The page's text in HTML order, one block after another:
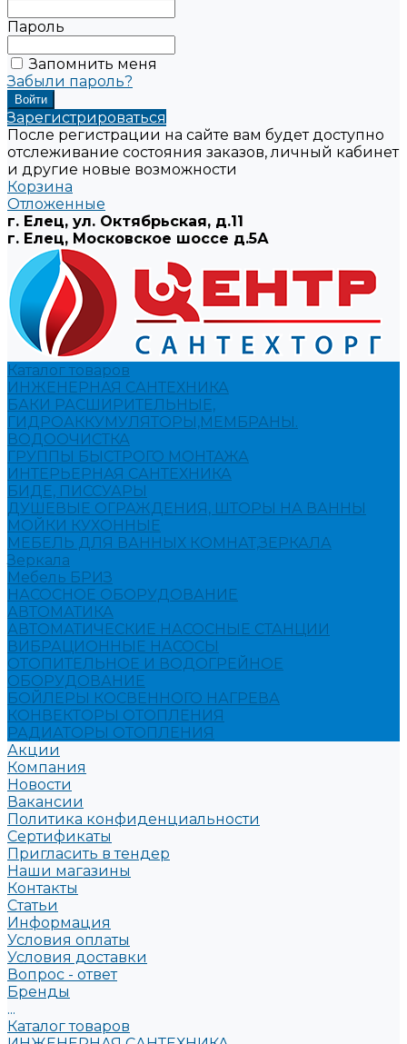
Пароль
Запомнить меня
Забыли пароль?
Зарегистрироваться
После регистрации на сайте вам будет доступно
отслеживание состояния заказов, личный кабинет
и другие новые возможности
Корзина
Отложенные
г. Елец, ул. Октябрьская, д.11
г. Елец, Московское шоссе д.5А
Каталог товаров
ИНЖЕНЕРНАЯ САНТЕХНИКА
БАКИ РАСШИРИТЕЛЬНЫЕ,
ГИДРОАККУМУЛЯТОРЫ,МЕМБРАНЫ.
ВОДООЧИСТКА
ГРУППЫ БЫСТРОГО МОНТАЖА
ИНТЕРЬЕРНАЯ САНТЕХНИКА
БИДЕ, ПИССУАРЫ
ДУШЕВЫЕ ОГРАЖДЕНИЯ, ШТОРЫ НА ВАННЫ
МОЙКИ КУХОННЫЕ
МЕБЕЛЬ ДЛЯ ВАННЫХ КОМНАТ,ЗЕРКАЛА
Зеркала
Мебель БРИЗ
НАСОСНОЕ ОБОРУДОВАНИЕ
АВТОМАТИКА
АВТОМАТИЧЕСКИЕ НАСОСНЫЕ СТАНЦИИ
ВИБРАЦИОННЫЕ НАСОСЫ
ОТОПИТЕЛЬНОЕ И ВОДОГРЕЙНОЕ
ОБОРУДОВАНИЕ
БОЙЛЕРЫ КОСВЕННОГО НАГРЕВА
КОНВЕКТОРЫ ОТОПЛЕНИЯ
РАДИАТОРЫ ОТОПЛЕНИЯ
Акции
Компания
Новости
Вакансии
Политика конфиденциальности
Сертификаты
Пригласить в тендер
Наши магазины
Контакты
Статьи
Информация
Условия оплаты
Условия доставки
Вопрос - ответ
Бренды
...
Каталог товаров